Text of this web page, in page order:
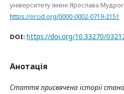
університету імені Ярослава
https://orcid.org/0000-0002-0719-2151
DOI: https://doi.org/10.33270/
Анотація
Стаття присвячена історії